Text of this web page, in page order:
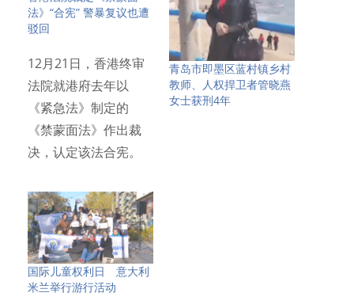
法》“合宪” 警暴复议也遭
驳回
12月21日，香港终审
法院就港府去年以
《紧急法》制定的
《禁蒙面法》作出裁
决，认定该法合宪。
青岛市即墨区蓝村镇乡村
教师、人权捍卫者管晓燕
女士获刑4年
国际儿童权利日 意大利
米兰举行游行活动